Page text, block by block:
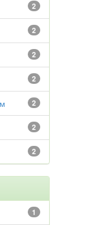
2
2
2
2
2
2
2
1